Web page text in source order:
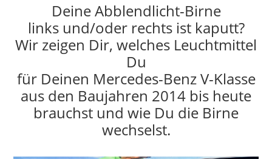
Deine Abblendlicht-Birne
links und/oder rechts ist kaputt?
Wir zeigen Dir, welches Leuchtmittel
Du
für Deinen Mercedes-Benz V-Klasse
aus den Baujahren 2014 bis heute
brauchst und wie Du die Birne
wechselst.